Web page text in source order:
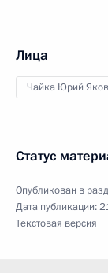
Лица
Чайка Юрий
Статус
Опубликован в
Дата публикации:
Текстовая версия